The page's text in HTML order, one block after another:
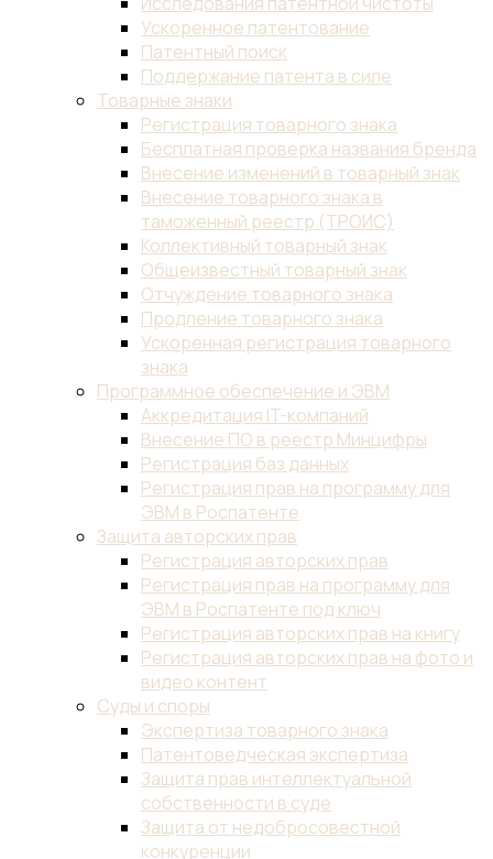
Ускоренное патентование
Патентный поиск
Поддержание патента в силе
Товарные знаки
Регистрация товарного знака
Бесплатная проверка названия бренда
Внесение изменений в товарный знак
Внесение товарного знака в
таможенный реестр (ТРОИС)
Коллективный товарный знак
Общеизвестный товарный знак
Отчуждение товарного знака
Продление товарного знака
Ускоренная регистрация товарного
знака
Программное обеспечение и ЭВМ
Аккредитация IT-компаний
Внесение ПО в реестр Минцифры
Регистрация баз данных
Регистрация прав на программу для
ЭВМ в Роспатенте
Защита авторских прав
Регистрация авторских прав
Регистрация прав на программу для
ЭВМ в Роспатенте под ключ
Регистрация авторских прав на книгу
Регистрация авторских прав на фото и
видео контент
Суды и споры
Экспертиза товарного знака
Патентоведческая экспертиза
Защита прав интеллектуальной
собственности в суде
Защита от недобросовестной
конкуренции